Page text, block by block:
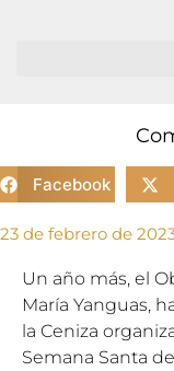
Facebook
23 de febrero de
Un año más, el
María Yanguas,
la Ceniza
Semana Santa